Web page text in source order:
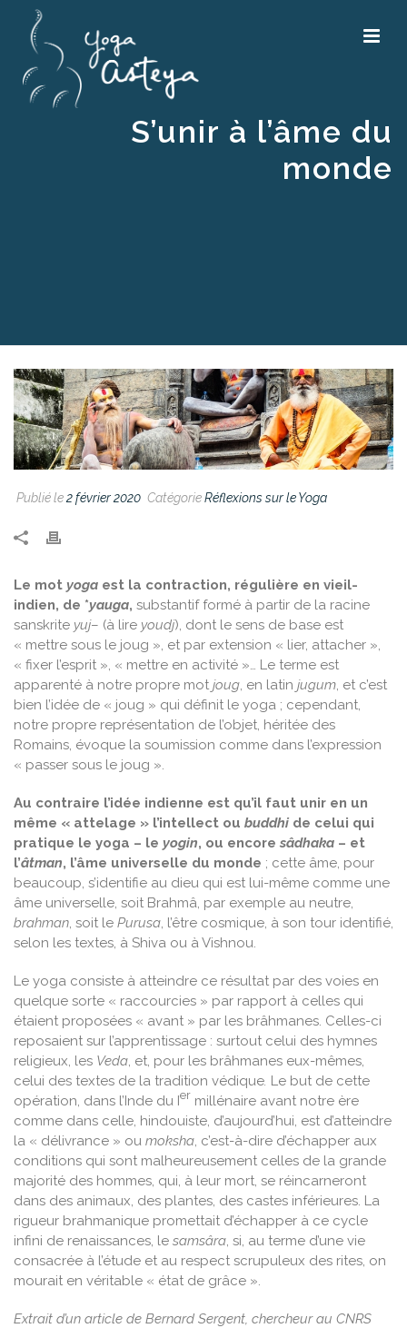
S’unir à l’âme du
monde
Publié le2 février 2020 CatégorieRéflexions sur le Yoga
Le mot yoga est la contraction, régulière en vieil-
indien, de *yauga, substantif formé à partir de la racine
sanskrite yuj– (à lire youdj), dont le sens de base est
« mettre sous le joug », et par extension « lier, attacher »,
« fixer l’esprit », « mettre en activité »… Le terme est
apparenté à notre propre mot joug, en latin jugum, et c’est
bien l’idée de « joug » qui définit le yoga ; cependant,
notre propre représentation de l’objet, héritée des
Romains, évoque la soumission comme dans l’expression
« passer sous le joug ».
Au contraire l’idée indienne est qu’il faut unir en un
même « attelage » l’intellect ou buddhi de celui qui
pratique le yoga – le yogin, ou encore sâdhaka – et
l’âtman, l’âme universelle du monde ; cette âme, pour
beaucoup, s’identifie au dieu qui est lui-même comme une
âme universelle, soit Brahmâ, par exemple au neutre,
brahman, soit le Purusa, l’être cosmique, à son tour identifié,
selon les textes, à Shiva ou à Vishnou.
Le yoga consiste à atteindre ce résultat par des voies en
quelque sorte « raccourcies » par rapport à celles qui
étaient proposées « avant » par les brâhmanes. Celles-ci
reposaient sur l’apprentissage : surtout celui des hymnes
religieux, les Veda, et, pour les brâhmanes eux-mêmes,
celui des textes de la tradition védique. Le but de cette
opération, dans l’Inde du Ier millénaire avant notre ère
comme dans celle, hindouiste, d’aujourd’hui, est d’atteindre
la « délivrance » ou moksha, c’est-à-dire d’échapper aux
conditions qui sont malheureusement celles de la grande
majorité des hommes, qui, à leur mort, se réincarneront
dans des animaux, des plantes, des castes inférieures. La
rigueur brahmanique promettait d’échapper à ce cycle
infini de renaissances, le samsâra, si, au terme d’une vie
consacrée à l’étude et au respect scrupuleux des rites, on
mourait en véritable « état de grâce ».
Extrait d’un article de Bernard Sergent, chercheur au CNRS